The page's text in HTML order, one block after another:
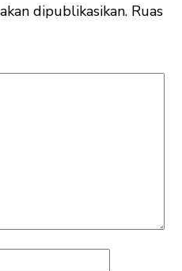
dipublikasikan. Ruas